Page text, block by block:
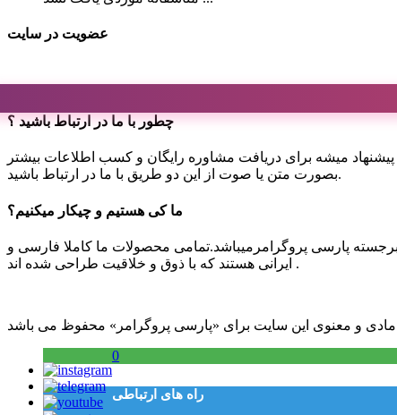
عضویت در سایت
چطور با ما در ارتباط باشید ؟
پیشنهاد میشه برای دریافت مشاوره رایگان و کسب اطلاعات بیشتر
بصورت متن یا صوت از این دو طریق با ما در ارتباط باشید.
ما کی هستیم و چیکار میکنیم؟
پارسی پروگرامرمیباشد.تمامی محصولات ما کاملا فارسی و
ایرانی هستند که با ذوق و خلاقیت طراحی شده اند .
0
راه های ارتباطی